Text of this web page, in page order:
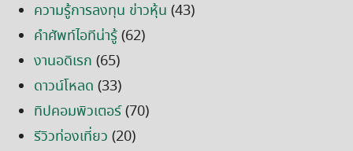
ความรู้การลงทุน ข่าวหุ้น (43)
คำศัพท์ไอทีน่ารู้(62)
งานอดิเรก (65)
ดาวน์โหลด (33)
ทิปคอมพิวเตอร์(70)
รีวิวท่องเที่ยว (20)